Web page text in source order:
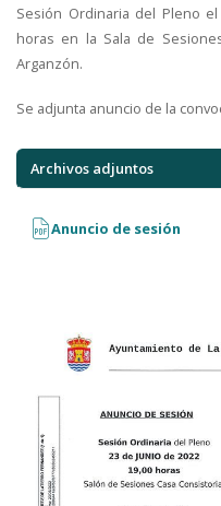
Sesión Ordinaria del Pleno
horas en la Sala de
Arganzón.
Se adjunta anuncio de la
Archivos adjuntos
Anuncio de sesión